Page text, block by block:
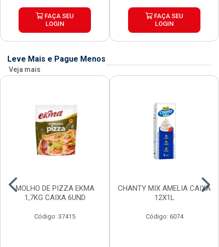
FAÇA SEU
LOGIN
FAÇA SEU
LOGIN
Leve Mais e Pague Menos
Veja mais
MOLHO DE PIZZA EKMA
1,7KG CAIXA 6UND
Código: 37415
CHANTY MIX AMELIA CAIXA
12X1L
Código: 6074